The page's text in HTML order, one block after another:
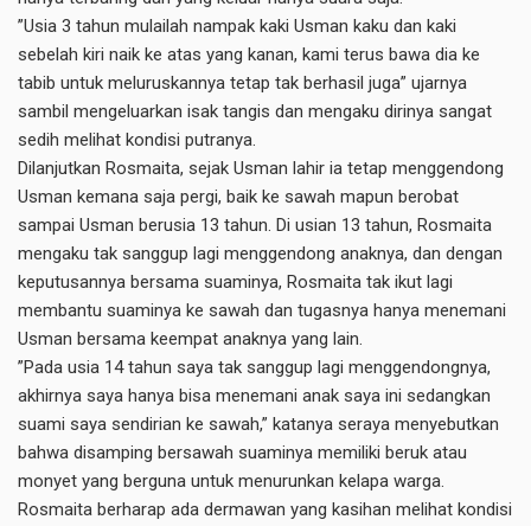
”Usia 3 tahun mulailah nampak kaki Usman kaku dan kaki
sebelah kiri naik ke atas yang kanan, kami terus bawa dia ke
tabib untuk meluruskannya tetap tak berhasil juga” ujarnya
sambil mengeluarkan isak tangis dan mengaku dirinya sangat
sedih melihat kondisi putranya.
Dilanjutkan Rosmaita, sejak Usman lahir ia tetap menggendong
Usman kemana saja pergi, baik ke sawah mapun berobat
sampai Usman berusia 13 tahun. Di usian 13 tahun, Rosmaita
mengaku tak sanggup lagi menggendong anaknya, dan dengan
keputusannya bersama suaminya, Rosmaita tak ikut lagi
membantu suaminya ke sawah dan tugasnya hanya menemani
Usman bersama keempat anaknya yang lain.
”Pada usia 14 tahun saya tak sanggup lagi menggendongnya,
akhirnya saya hanya bisa menemani anak saya ini sedangkan
suami saya sendirian ke sawah,” katanya seraya menyebutkan
bahwa disamping bersawah suaminya memiliki beruk atau
monyet yang berguna untuk menurunkan kelapa warga.
Rosmaita berharap ada dermawan yang kasihan melihat kondisi